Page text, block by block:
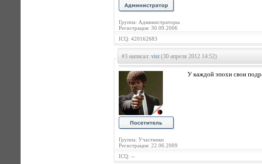
Группа: Администраторы
Регистрация: 30.09.2006
ICQ: 420162683
#3 написал: vist(30 апреля 2012 14:52)
Группа: Участники
Регистрация: 22.06.2009
У каждой эпохи свои
ICQ: --